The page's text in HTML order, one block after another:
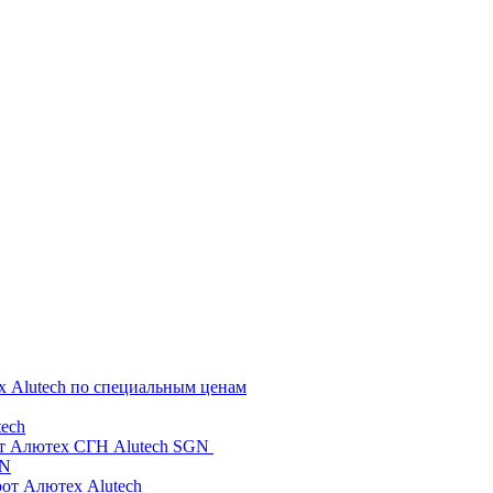
Alutech по специальным ценам
Алютех СГН Alutech SGN
Алютех Alutech